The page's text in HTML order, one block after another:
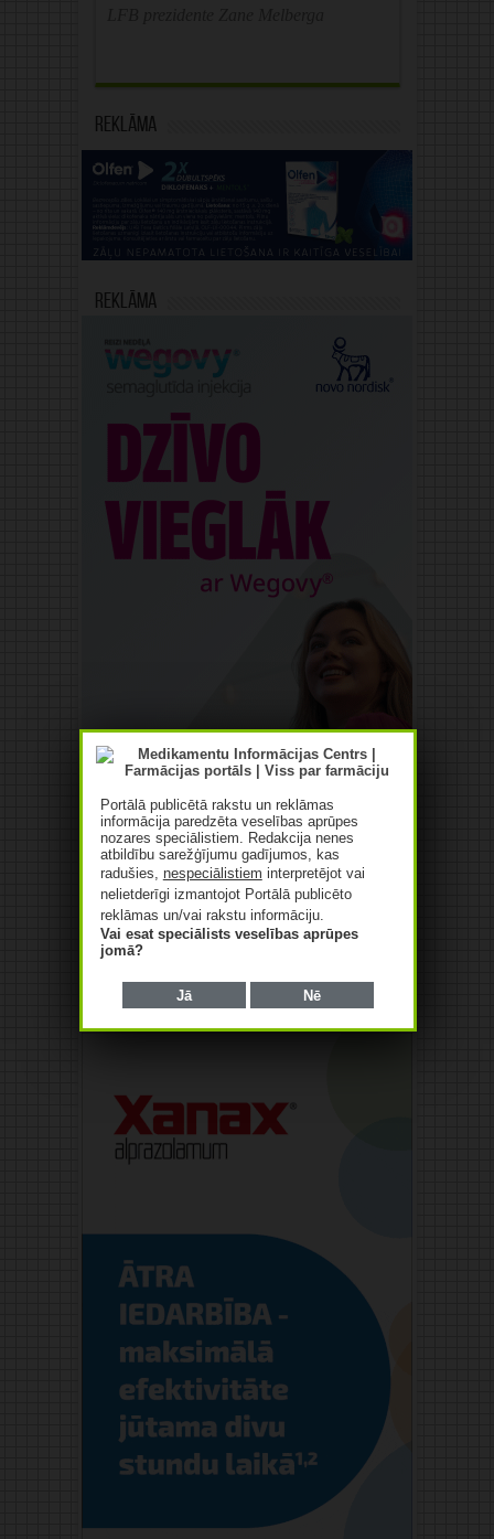
Reklāma
Reklāma
Portālā publicētā rakstu un reklāmas
informācija paredzēta veselības aprūpes
nozares speciālistiem. Redakcija nenes
atbildību sarežģījumu gadījumos, kas
radušies, nespeciālistiem interpretējot vai
nelietderīgi izmantojot Portālā publicēto
reklāmas un/vai rakstu informāciju.
Vai esat speciālists veselības aprūpes
jomā?
Jā Nē